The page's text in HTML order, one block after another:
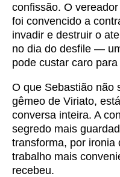
confissão. O
foi convencido a
invadir e destruir o
no dia do desfile —
pode custar caro
O que Sebastião não
gêmeo de Viriato,
conversa inteira. A
segredo mais
transforma, por ironia
trabalho mais
recebeu.